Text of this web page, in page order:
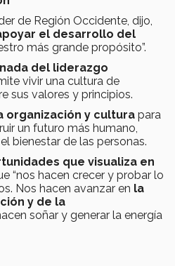
de Región Occidente, dijo,
el desarrollo del
más grande propósito”.
del liderazgo
vivir una cultura de
sus valores y principios.
organización y cultura para
un futuro más humano,
bienestar de las personas.
que visualiza en
“nos hacen crecer y probar lo
Nos hacen avanzar en la
y de la
soñar y generar la energía